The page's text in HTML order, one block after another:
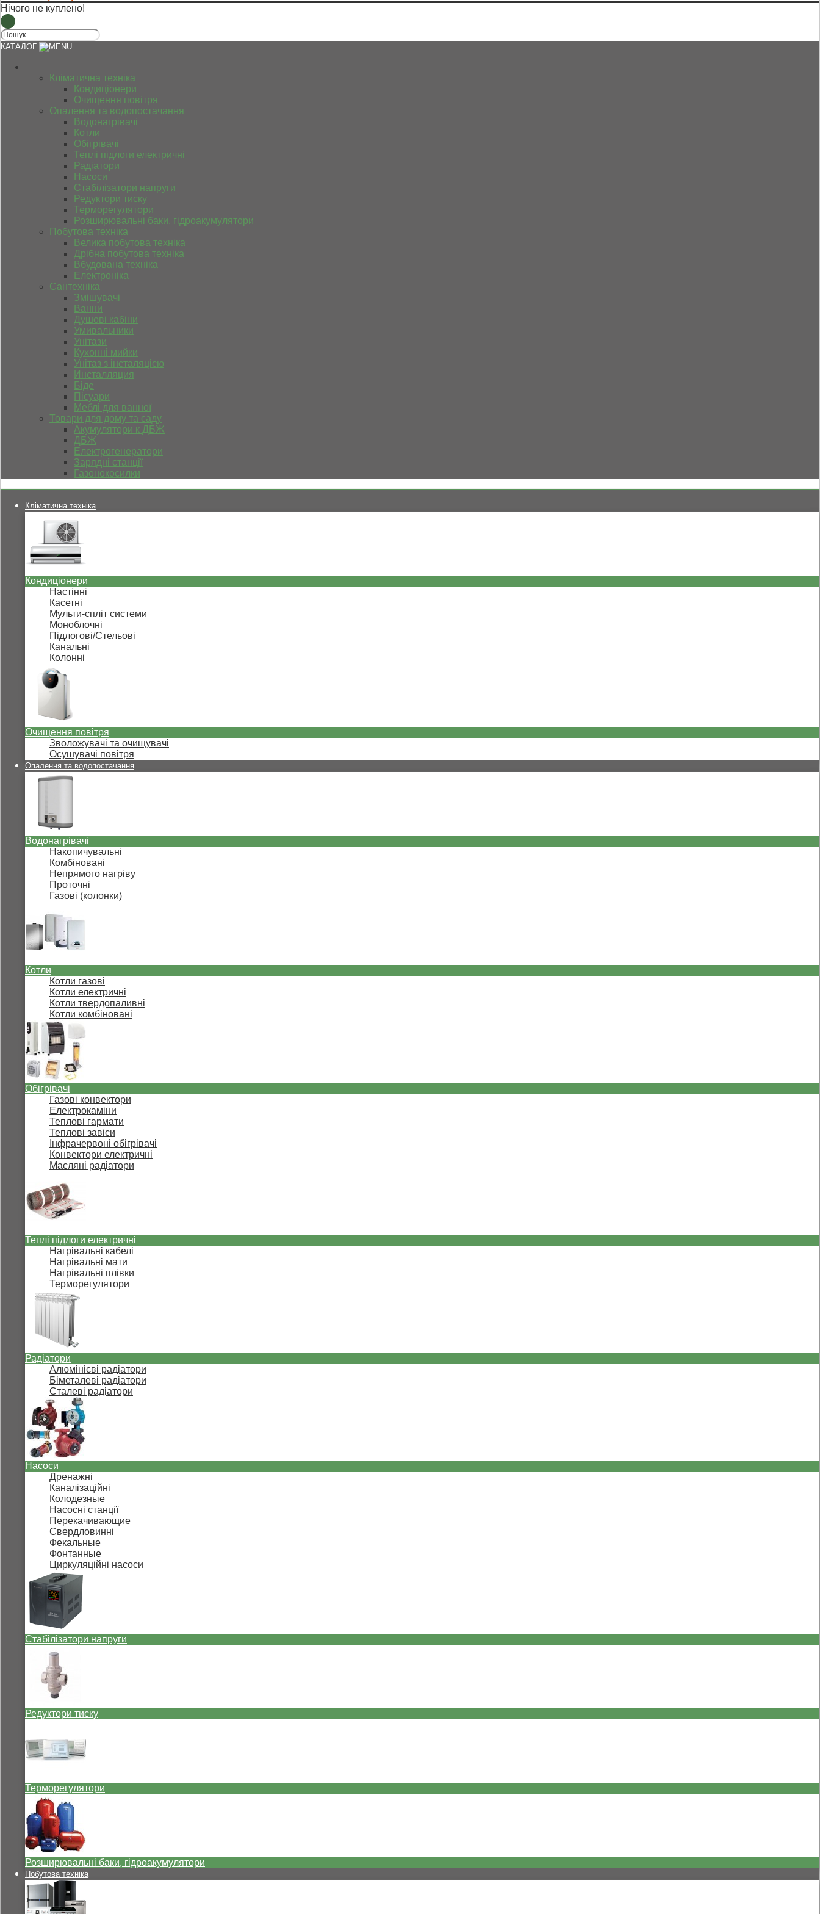
Нічого не куплено!
КАТАЛОГ
Кліматична техніка
Кондиціонери
Очищення повітря
Опалення та водопостачання
Водонагрівачі
Котли
Обігрівачі
Теплі підлоги електричні
Радіатори
Насоси
Стабілізатори напруги
Редуктори тиску
Терморегулятори
Розширювальні баки, гідроакумулятори
Побутова техніка
Велика побутова техніка
Дрібна побутова техніка
Вбудована техніка
Електроніка
Сантехніка
Змішувачі
Ванни
Душові кабіни
Умивальники
Унітази
Кухонні мийки
Унітаз з інсталяцією
Инсталляция
Біде
Пісуари
Меблі для ванної
Товари для дому та саду
Акумулятори к ДБЖ
ДБЖ
Електрогенератори
Зарядні станції
Газонокосилки
Кліматична техніка
Кондиціонери
Настінні
Касетні
Мульти-спліт системи
Моноблочні
Підлогові/Стельові
Канальні
Колонні
Очищення повітря
Зволожувачі та очищувачі
Осушувачі повітря
Опалення та водопостачання
Водонагрівачі
Накопичувальні
Комбіновані
Непрямого нагріву
Проточні
Газові (колонки)
Котли
Котли газові
Котли електричні
Котли твердопаливні
Котли комбіновані
Обігрівачі
Газові конвектори
Електрокаміни
Теплові гармати
Теплові завіси
Інфрачервоні обігрівачі
Конвектори електричні
Масляні радіатори
Теплі підлоги електричні
Нагрівальні кабелі
Нагрівальні мати
Нагрівальні плівки
Терморегулятори
Радіатори
Алюмінієві радіатори
Біметалеві радіатори
Сталеві радіатори
Насоси
Дренажні
Каналізаційні
Колодезные
Насосні станції
Перекачивающие
Свердловинні
Фекальные
Фонтанные
Циркуляційні насоси
Стабілізатори напруги
Редуктори тиску
Терморегулятори
Розширювальні баки, гідроакумулятори
Побутова техніка